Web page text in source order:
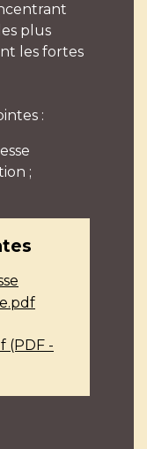
plus
les fortes
:
;
(PDF -